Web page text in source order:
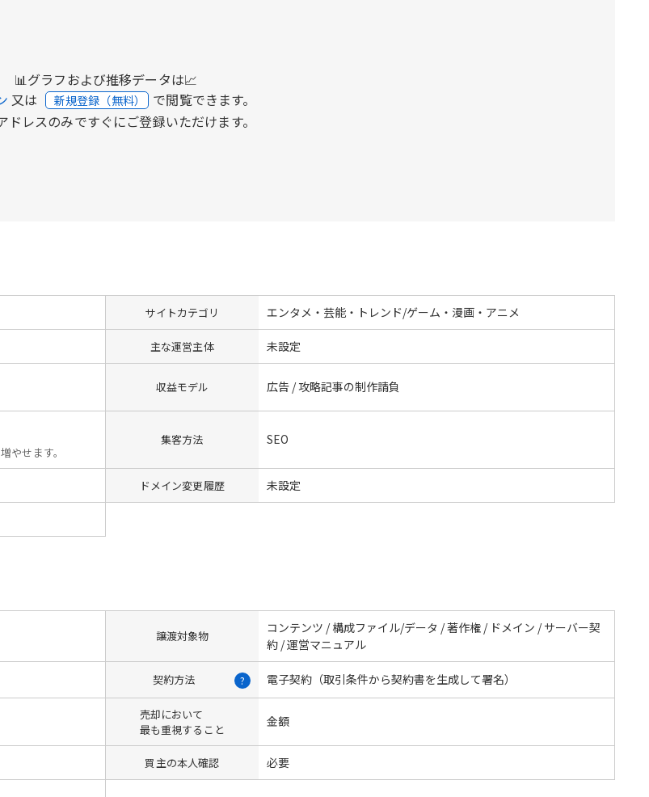
📊グラフおよび推移データは📈
又は 新規登録（無料） で閲覧できます。
ドレスのみですぐにご登録いただけます。
サイトカテゴリ エンタメ・芸能・トレンド/ゲーム・漫画・アニメ
主な運営主体 未設定
収益モデル 広告 / 攻略記事の制作請負
やせます。
集客方法 SEO
ドメイン変更履歴 未設定
譲渡対象物
コンテンツ / 構成ファイル/データ / 著作権 / ドメイン / サーバー契
約 / 運営マニュアル
契約方法 ? 電子契約（取引条件から契約書を生成して署名）
売却において
最も重視すること
金額
買主の本人確認 必要